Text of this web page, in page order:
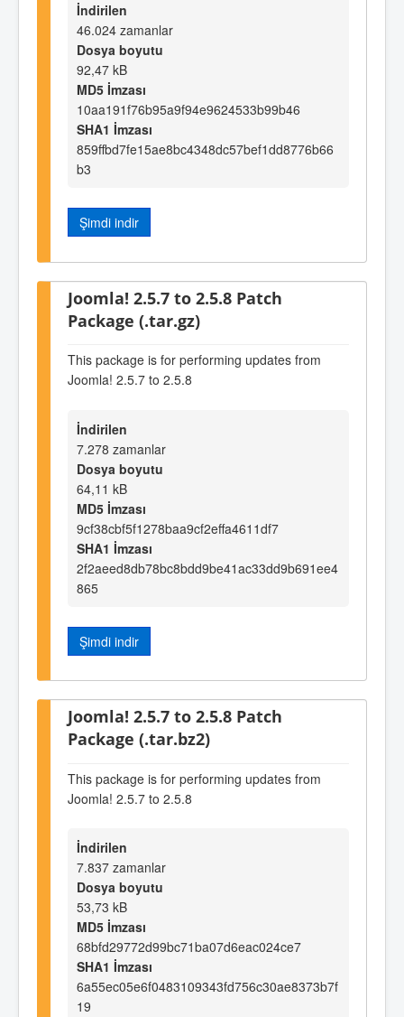
İndirilen
46.024 zamanlar
Dosya boyutu
92,47 kB
MD5 İmzası
10aa191f76b95a9f94e9624533b99b46
SHA1 İmzası
859ffbd7fe15ae8bc4348dc57bef1dd8776b66
b3
Şimdi indir
Joomla! 2.5.7 to 2.5.8 Patch
Package (.tar.gz)
This package is for performing updates from
Joomla! 2.5.7 to 2.5.8
İndirilen
7.278 zamanlar
Dosya boyutu
64,11 kB
MD5 İmzası
9cf38cbf5f1278baa9cf2effa4611df7
SHA1 İmzası
2f2aeed8db78bc8bdd9be41ac33dd9b691ee4
865
Şimdi indir
Joomla! 2.5.7 to 2.5.8 Patch
Package (.tar.bz2)
This package is for performing updates from
Joomla! 2.5.7 to 2.5.8
İndirilen
7.837 zamanlar
Dosya boyutu
53,73 kB
MD5 İmzası
68bfd29772d99bc71ba07d6eac024ce7
SHA1 İmzası
6a55ec05e6f0483109343fd756c30ae8373b7f
19